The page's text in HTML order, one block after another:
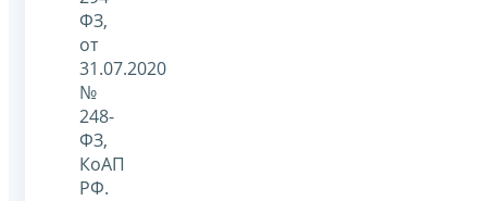
ФЗ,
от
31.07.2020
№
248-
ФЗ,
КоАП
РФ.